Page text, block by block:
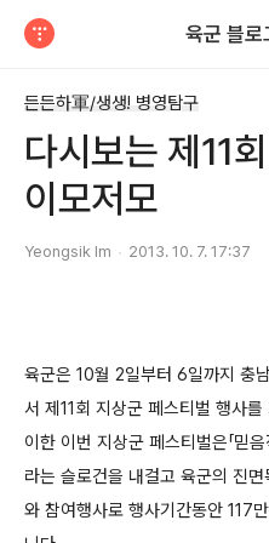
육군 블로
든든하軍/생생! 병영탐구
다시보는 제11
이모저모
Yeongsik Im 2013. 10. 7. 17:37
육군은 10월 2일부터 6일까지 충
서 제11회 지상군 페스티벌 행사를
이한 이번 지상군 페스티벌은「믿
라는 슬로건을 내걸고 육군의 진
와 참여행사로 행사기간동안 117